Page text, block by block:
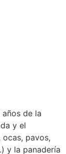
de la
y el
pavos,
y la panadería